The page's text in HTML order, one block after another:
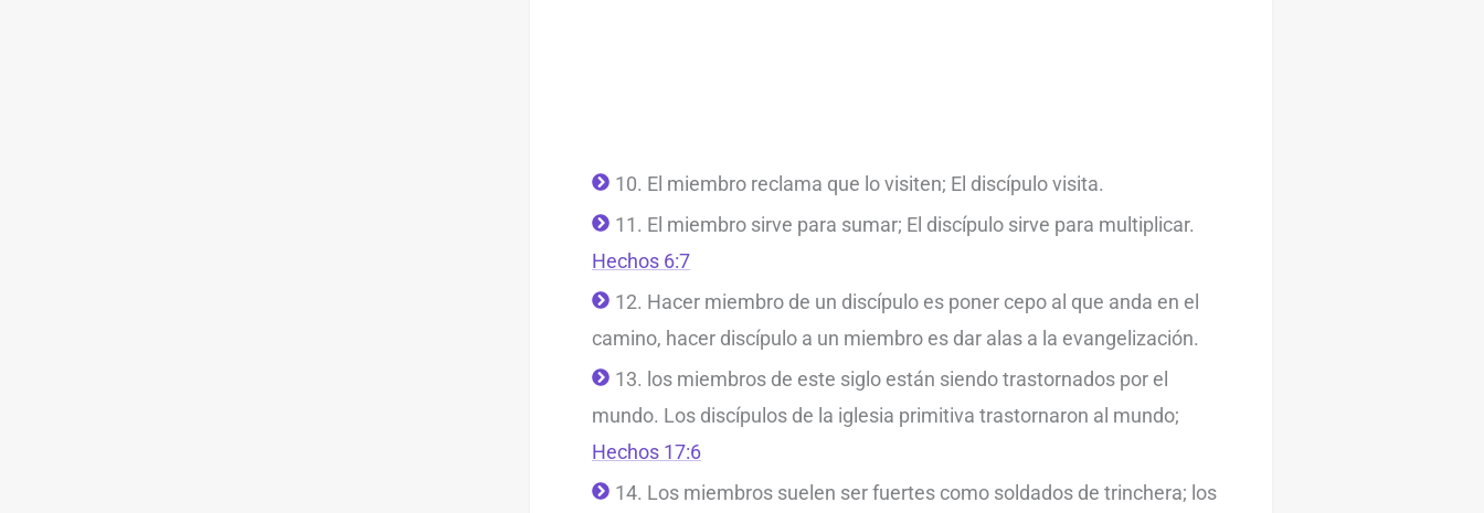
10. El miembro reclama que lo visiten; El discípulo visita.
11. El miembro sirve para sumar; El discípulo sirve para multiplicar.
Hechos 6:7
12. Hacer miembro de un discípulo es poner cepo al que anda en el
camino, hacer discípulo a un miembro es dar alas a la evangelización.
13. los miembros de este siglo están siendo trastornados por el
mundo. Los discípulos de la iglesia primitiva trastornaron al mundo;
Hechos 17:6
14. Los miembros suelen ser fuertes como soldados de trinchera; los